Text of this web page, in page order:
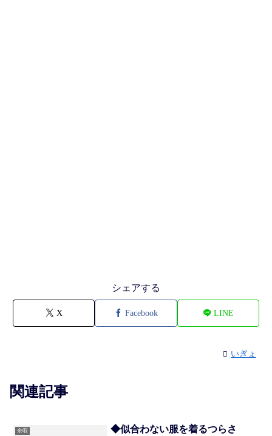
シェアする
X Facebook LINE
いぎょ
関連記事
余暇 ◆似合わない服を着るつらさ